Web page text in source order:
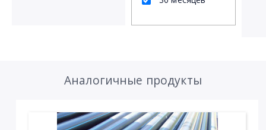
Аналогичные продукты